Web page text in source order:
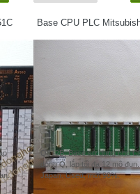
Base CPU PLC
Q312B. Base sử dụng cho
dòng Q, lắp tối đa 12 mô
Japan. Used, mới 90%.